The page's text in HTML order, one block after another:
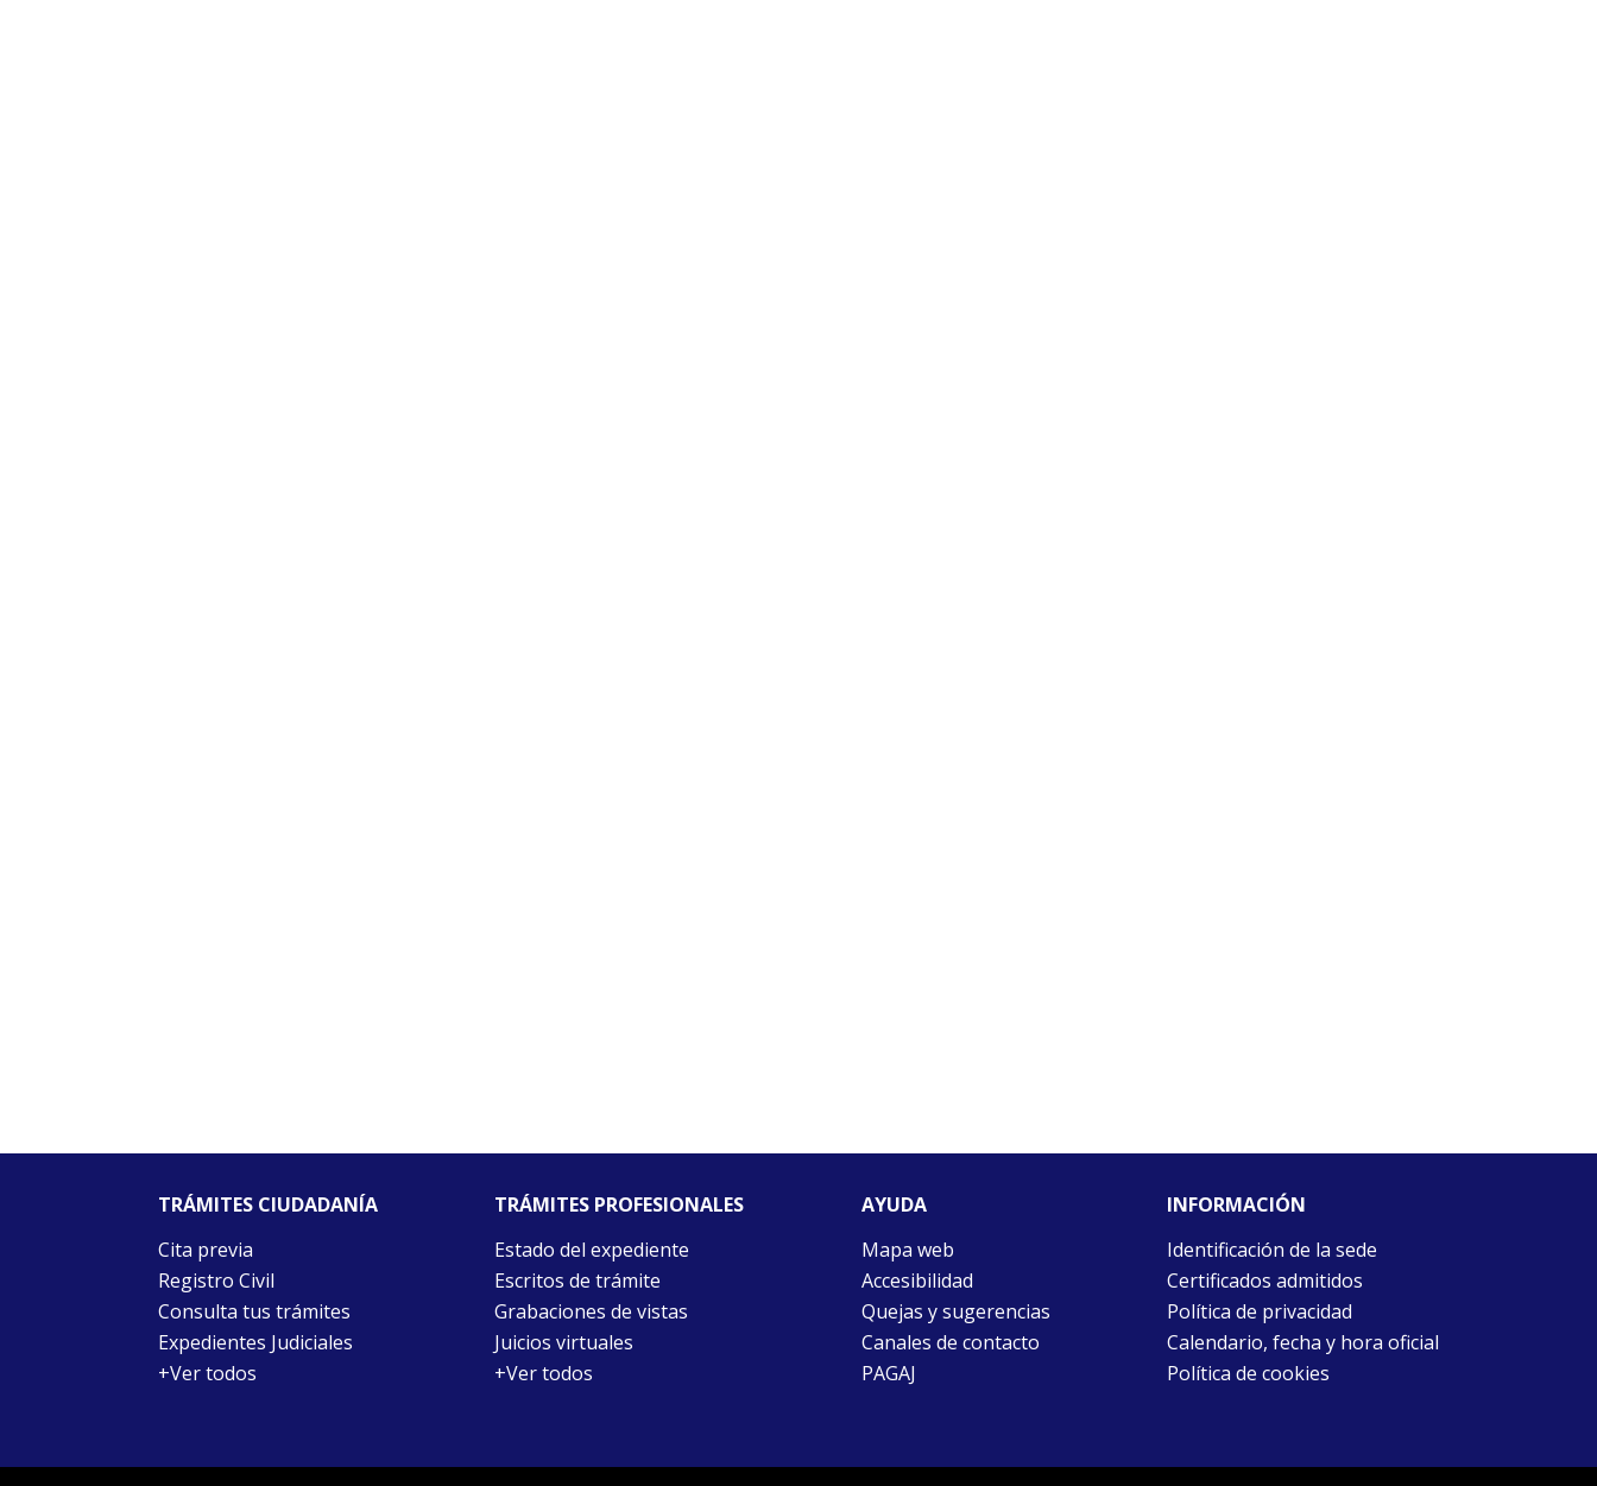
TRÁMITES CIUDADANÍA
Cita previa
Registro Civil
Consulta tus trámites
Expedientes Judiciales
+Ver todos
TRÁMITES PROFESIONALES
Estado del expediente
Escritos de trámite
Grabaciones de vistas
Juicios virtuales
+Ver todos
AYUDA
Mapa web
Accesibilidad
Quejas y sugerencias
Canales de contacto
PAGAJ
INFORMACIÓN
Identificación de la sede
Certificados admitidos
Política de privacidad
Calendario, fecha y hora oficial
Política de cookies